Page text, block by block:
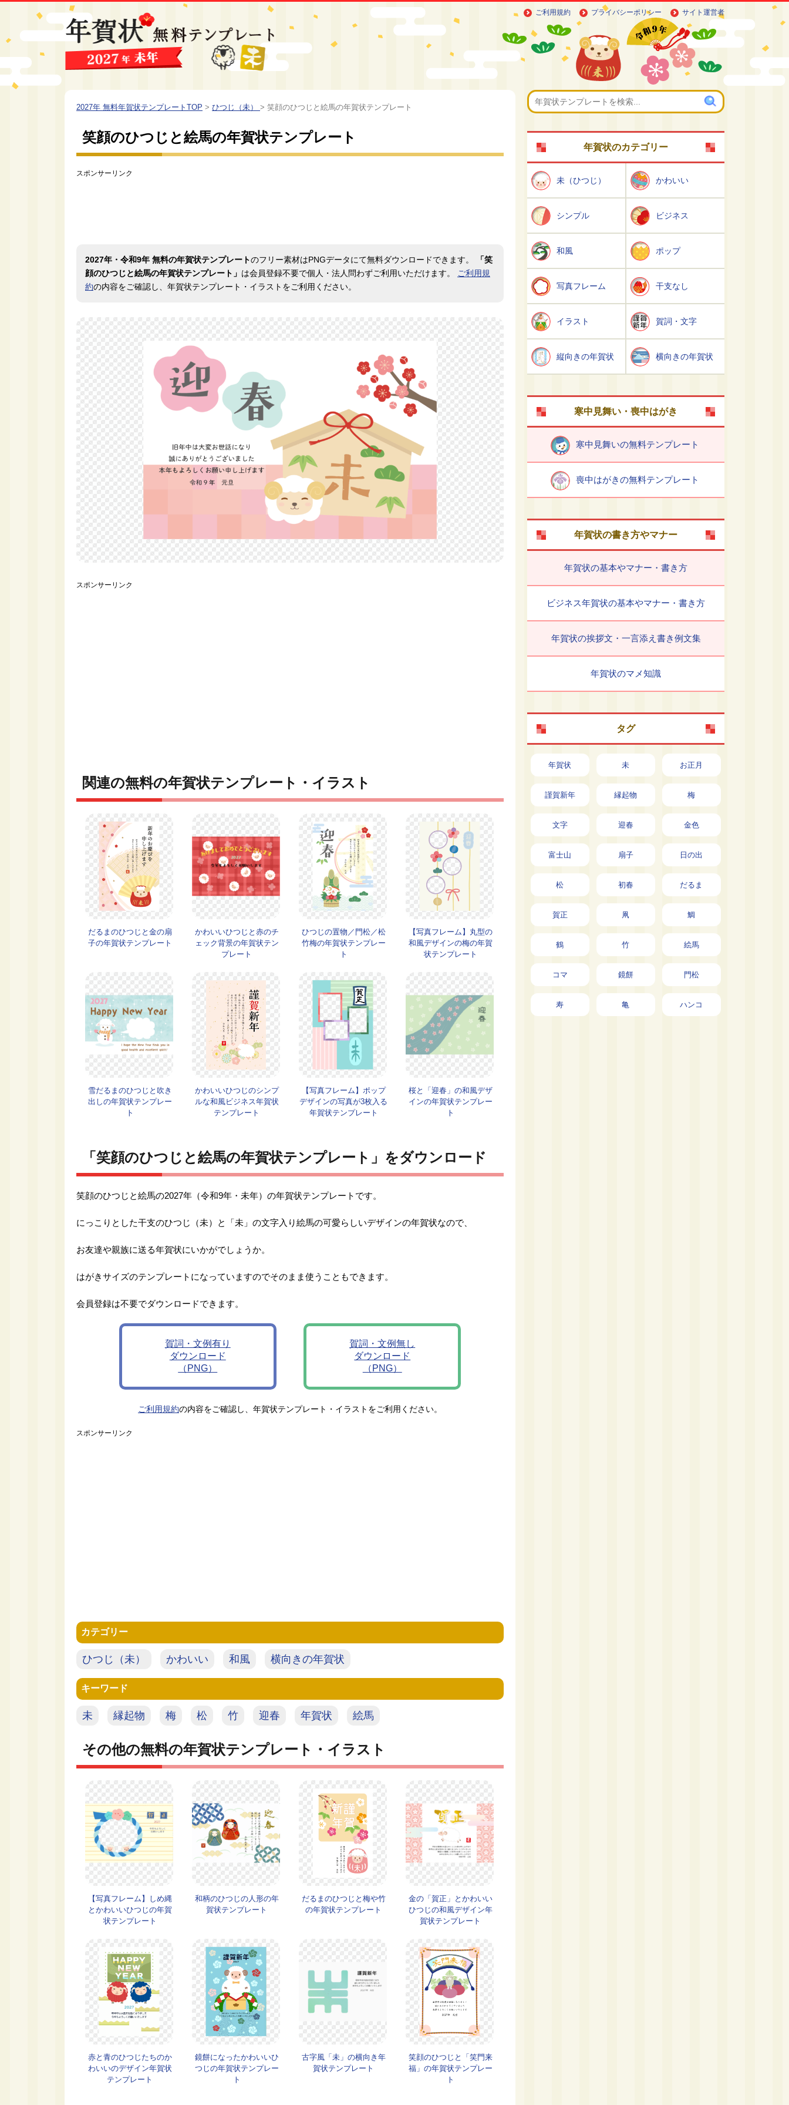
ご利用規約 プライバシーポリシー サイト運営者
2027年 無料年賀状テンプレートTOP > ひつじ（未） > 笑顔のひつじと絵馬の年賀状テンプレート
笑顔のひつじと絵馬の年賀状テンプレート
スポンサーリンク
2027年・令和9年 無料の年賀状テンプレートのフリー素材はPNGデータにて無料ダウンロードできます。
「笑
顔のひつじと絵馬の年賀状テンプレート」 は会員登録不要で個人・法人問わずご利用いただけます。
ご利用規
約の内容をご確認し、年賀状テンプレート・イラストをご利用ください。
スポンサーリンク
関連の無料の年賀状テンプレート・イラスト
だるまのひつじと金の扇
子の年賀状テンプレート
かわいいひつじと赤のチ
ェック背景の年賀状テン
プレート
ひつじの置物／門松／松
竹梅の年賀状テンプレー
ト
【写真フレーム】丸型の
和風デザインの梅の年賀
状テンプレート
雪だるまのひつじと吹き
出しの年賀状テンプレー
ト
かわいいひつじのシンプ
ルな和風ビジネス年賀状
テンプレート
【写真フレーム】ポップ
デザインの写真が3枚入る
年賀状テンプレート
桜と「迎春」の和風デザ
インの年賀状テンプレー
ト
「笑顔のひつじと絵馬の年賀状テンプレート」をダウンロード
笑顔のひつじと絵馬の2027年（令和9年・未年）の年賀状テンプレートです。
にっこりとした干支のひつじ（未）と「未」の文字入り絵馬の可愛らしいデザインの年賀状なので、
お友達や親族に送る年賀状にいかがでしょうか。
はがきサイズのテンプレートになっていますのでそのまま使うこともできます。
会員登録は不要でダウンロードできます。
賀詞・文例有り
ダウンロード
（PNG）
賀詞・文例無し
ダウンロード
（PNG）
ご利用規約の内容をご確認し、年賀状テンプレート・イラストをご利用ください。
スポンサーリンク
カテゴリー
ひつじ（未） かわいい 和風 横向きの年賀状
キーワード
未 縁起物 梅 松 竹 迎春 年賀状 絵馬
その他の無料の年賀状テンプレート・イラスト
【写真フレーム】しめ縄
とかわいいひつじの年賀
状テンプレート
和柄のひつじの人形の年
賀状テンプレート
だるまのひつじと梅や竹
の年賀状テンプレート
金の「賀正」とかわいい
ひつじの和風デザイン年
賀状テンプレート
赤と青のひつじたちのか
わいいのデザイン年賀状
テンプレート
鏡餅になったかわいいひ
つじの年賀状テンプレー
ト
古字風「未」の横向き年
賀状テンプレート
笑顔のひつじと「笑門来
福」の年賀状テンプレー
ト
年賀状のカテゴリー
未（ひつじ） かわいい
シンプル ビジネス
和風 ポップ
写真フレーム 干支なし
イラスト 賀詞・文字
縦向きの年賀状 横向きの年賀状
寒中見舞い・喪中はがき
寒中見舞いの無料テンプレート
喪中はがきの無料テンプレート
年賀状の書き方やマナー
年賀状の基本やマナー・書き方
ビジネス年賀状の基本やマナー・書き方
年賀状の挨拶文・一言添え書き例文集
年賀状のマメ知識
タグ
年賀状 未 お正月
謹賀新年 縁起物 梅
文字 迎春 金色
富士山 扇子 日の出
松 初春 だるま
賀正 凧 鯛
鶴 竹 絵馬
コマ 鏡餅 門松
寿 亀 ハンコ